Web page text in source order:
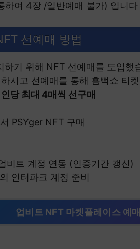
여 4장 /일반예매 불가) 입니다
선예매 방법
기 위해 NFT 선예매를 도입
시고 선예매를 통해 흠뻑쇼 티
당 최대 4매씩 선구매
PSYger NFT 구매
비트 계정 연동 (인증기간 갱신)
인터파크 계정 준비
업비트 NFT 마켓플레이스 예